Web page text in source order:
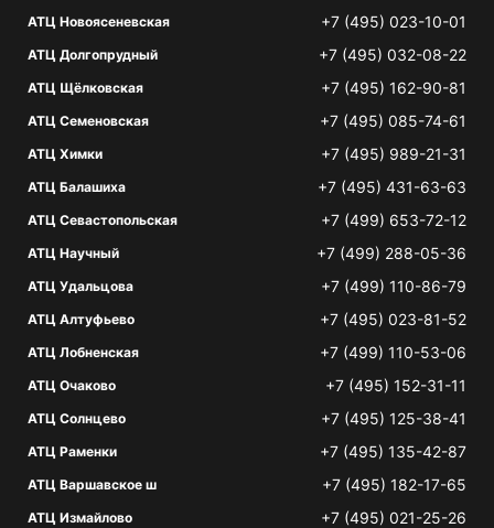
АТЦ Новоясеневская +7 (495) 023-10-01
АТЦ Долгопрудный +7 (495) 032-08-22
АТЦ Щёлковская +7 (495) 162-90-81
АТЦ Семеновская +7 (495) 085-74-61
АТЦ Химки +7 (495) 989-21-31
АТЦ Балашиха +7 (495) 431-63-63
АТЦ Севастопольская +7 (499) 653-72-12
АТЦ Научный +7 (499) 288-05-36
АТЦ Удальцова +7 (499) 110-86-79
АТЦ Алтуфьево +7 (495) 023-81-52
АТЦ Лобненская +7 (499) 110-53-06
АТЦ Очаково +7 (495) 152-31-11
АТЦ Солнцево +7 (495) 125-38-41
АТЦ Раменки +7 (495) 135-42-87
АТЦ Варшавское ш +7 (495) 182-17-65
АТЦ Измайлово +7 (495) 021-25-26